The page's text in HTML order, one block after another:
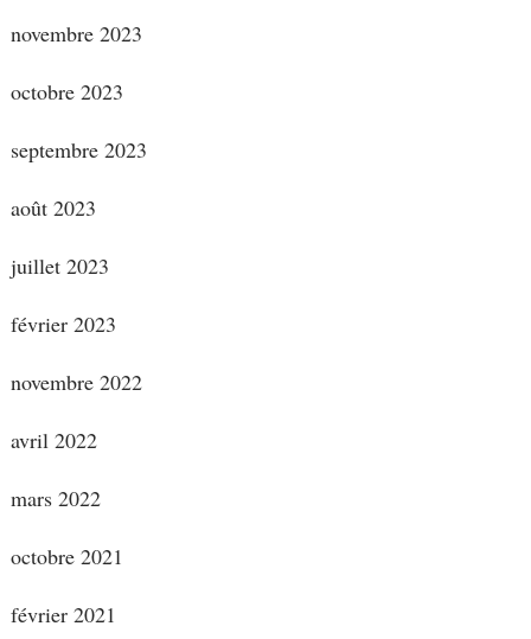
novembre 2023
octobre 2023
septembre 2023
août 2023
juillet 2023
février 2023
novembre 2022
avril 2022
mars 2022
octobre 2021
février 2021